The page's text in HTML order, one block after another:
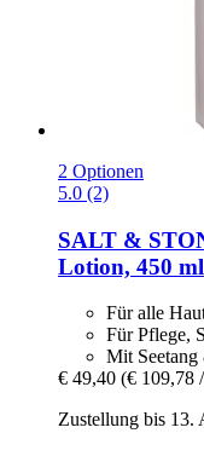
2 Optionen
5.0 (2)
SALT &
Lotion, 450 ml
Für alle
Für Pflege,
Mit
€ 49,40 (€ 109,78
Zustellung bis 13.